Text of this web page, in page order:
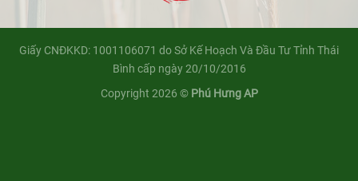
Giấy CNĐKKD: 1001106071 do Sở Kế Hoạch Và Đầu Tư Tỉnh Thái
Bình cấp ngày 20/10/2016
Copyright 2026 © Phú Hưng AP